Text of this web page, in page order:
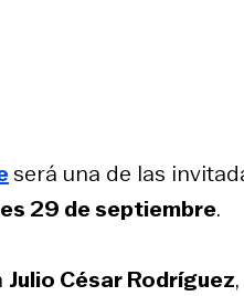
será una de las
29 de septiembre.
Julio César Rodríguez